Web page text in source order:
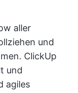
aller
und
ClickUp
und
agiles